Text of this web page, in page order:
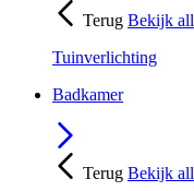
Terug Bekijk
Tuinverlichting
Badkamer
Terug Bekijk